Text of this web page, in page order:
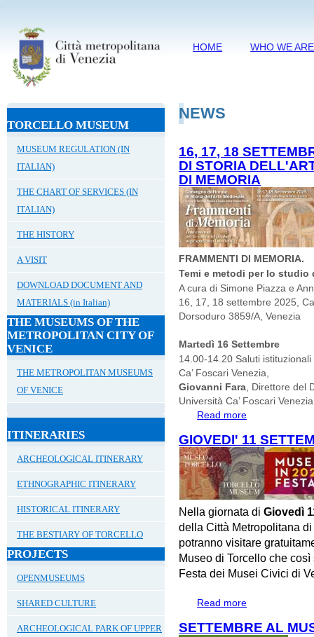
HOME WHO WE ARE
TORCELLO MUSEUM
MUSEUM REGULATION (IN
ITALIAN)
THE CHART OF SERVICES (IN
ITALIAN)
THE HISTORY
A VISIT
DOWNLOAD DOCUMENT AND
MATERIALS (in Italian)
THE MUSEUMS OF THE
METROPOLITAN CITY OF
VENICE
THE METROPOLITAN MUSEUMS
OF VENICE
ITINERARIES
ARCHEOLOGICAL ITINERARY
ETHNOGRAPHIC ITINERARY
HISTORICAL ITINERARY
THE BESTIARY OF TORCELLO
PROJECTS
OPENMUSEUMS
SHARED CULTURE
ARCHEOLOGICAL PARK OF UPPER
NEWS
16, 17, 18
DI STORIA
DI MEMORIA
FRAMMENTI DI MEMORIA.
Temi e metodi per lo
A cura di Simone Piazza e
16, 17, 18 settembre 2025,
Dorsoduro 3859/A, Venezia
Martedì 16 Settembre
14.00-14.20 Saluti istituzionali
Ca’ Foscari Venezia,
Giovanni Fara , Direttore del
Università Ca’ Foscari
Read more
GIOVEDI' 11
Nella giornata diGiovedì
della Città Metropolitana
potranno visitare
Museo di Torcello che
Festa dei Musei Civici di
Read more
SETTEMBRE AL